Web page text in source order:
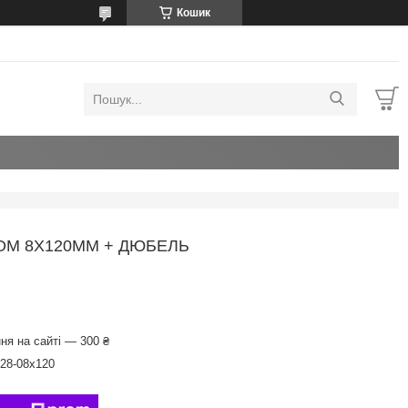
Кошик
8Х120ММ + ДЮБЕЛЬ
на сайті — 300 ₴
08х120